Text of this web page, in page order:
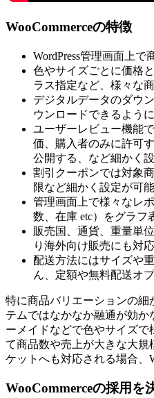
WooCommerceの特徴
WordPress管理画面上で
色やサイズごとに価格
ラス指定など、様々な
デジタルデータのダウ
ウンロードできるよう
ユーザーレビュー機能
価、購入者のみに許可
公開する、など細かく
割引クーポンでは対象
限など細かく設定が可能
管理画面上で様々なレ
数、在庫 etc）をグラフ
販売国、通貨、重量単
り海外向け販売にも対
配送方法にはサイズや
ん、定額や無料配送オ
特に商品バリエーションの細
テムではなかなか融通が効
ーメイドなどで色やサイズ
て商品数や売上が大きな大
ケットへも対応される場合、
WooCommerceの採用を